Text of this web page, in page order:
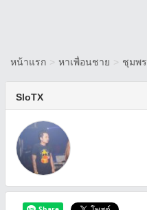
หน้าแรก > หาเพื่อนชาย > ชุมพร
SloTX